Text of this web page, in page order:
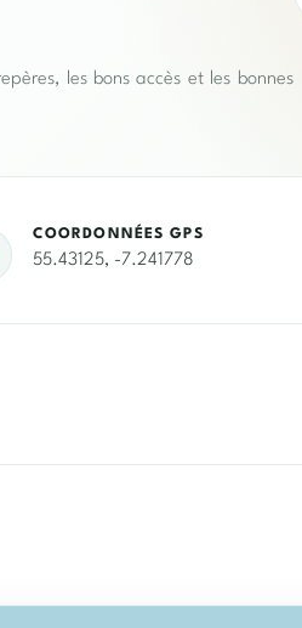
les bons accès et les bonnes
COORDONNÉES GPS
55.43125, -7.241778